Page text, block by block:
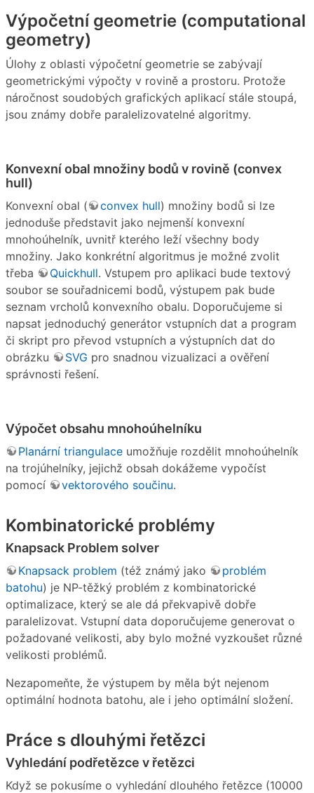
Výpočetní geometrie (computational
geometry)
Úlohy z oblasti výpočetní geometrie se zabývají
geometrickými výpočty v rovině a prostoru. Protože
náročnost soudobých grafických aplikací stále stoupá,
jsou známy dobře paralelizovatelné algoritmy.
Konvexní obal množiny bodů v rovině (convex
hull)
Konvexní obal ( convex hull) množiny bodů si lze
jednoduše představit jako nejmenší konvexní
mnohoúhelník, uvnitř kterého leží všechny body
množiny. Jako konkrétní algoritmus je možné zvolit
třeba
Quickhull. Vstupem pro aplikaci bude textový
soubor se souřadnicemi bodů, výstupem pak bude
seznam vrcholů konvexního obalu. Doporučujeme si
napsat jednoduchý generátor vstupních dat a program
či skript pro převod vstupních a výstupních dat do
obrázku
SVG pro snadnou vizualizaci a ověření
správnosti řešení.
Výpočet obsahu mnohoúhelníku
Planární triangulace umožňuje rozdělit mnohoúhelník
na trojúhelníky, jejichž obsah dokážeme vypočíst
pomocí
vektorového součinu.
Kombinatorické problémy
Knapsack Problem solver
Knapsack problem (též známý jako
problém
batohu) je NP-těžký problém z kombinatorické
optimalizace, který se ale dá překvapivě dobře
paralelizovat. Vstupní data doporučujeme generovat o
požadované velikosti, aby bylo možné vyzkoušet různé
velikosti problémů.
Nezapomeňte, že výstupem by měla být nejenom
optimální hodnota batohu, ale i jeho optimální složení.
Práce s dlouhými řetězci
Vyhledání podřetězce v řetězci
Když se pokusíme o vyhledání dlouhého řetězce (10000